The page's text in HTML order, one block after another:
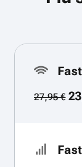
27,95 €